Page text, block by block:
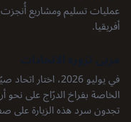
عمليات تسليم ومشاريع
أفريقيا.
تجدون سرد هذه الزيارة على